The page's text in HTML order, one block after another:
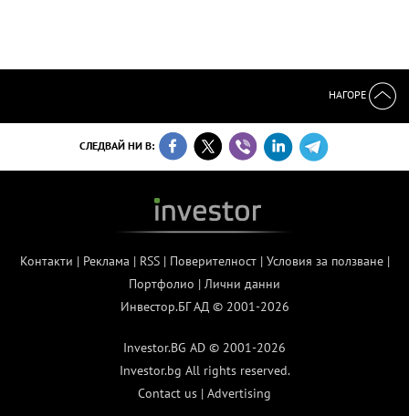
НАГОРЕ
СЛЕДВАЙ НИ В:
Контакти | Реклама | RSS| Поверителност| Условия за ползване|
Портфолио | Лични данни
Инвестор.БГ АД © 2001-2026
Investor.BG AD © 2001-2026
Investor.bg All rights reserved.
Contact us | Advertising